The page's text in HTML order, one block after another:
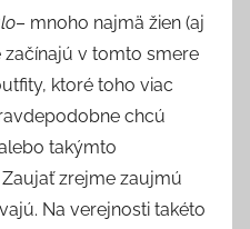
– mnoho najmä žien (aj
začínajú v tomto smere
ktoré toho viac
chcú
takýmto
zrejme zaujmú
Na verejnosti takéto